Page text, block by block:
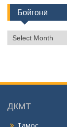
Бойгонӣ
о
н
ДКМТ